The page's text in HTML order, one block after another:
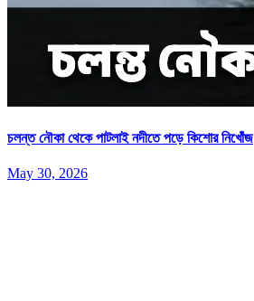
চলন্ত নৌকা থেকে পাটলাই নদীতে পড়ে কিশোর নিখোঁজ
May 30, 2026